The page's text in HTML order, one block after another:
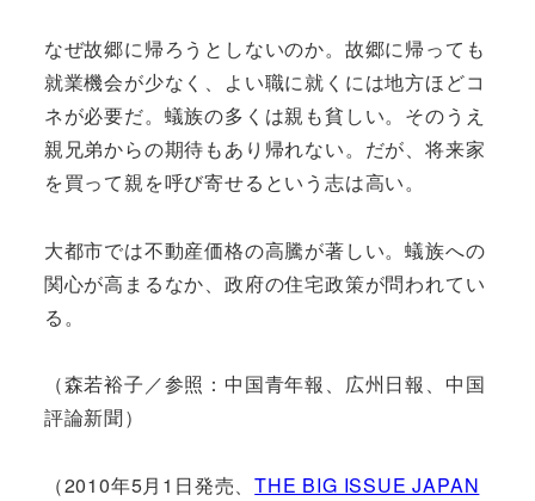
なぜ故郷に帰ろうとしないのか。故郷に帰っても
就業機会が少なく、よい職に就くには地方ほどコ
ネが必要だ。蟻族の多くは親も貧しい。そのうえ
親兄弟からの期待もあり帰れない。だが、将来家
を買って親を呼び寄せるという志は高い。
大都市では不動産価格の高騰が著しい。蟻族への
関心が高まるなか、政府の住宅政策が問われてい
る。
（森若裕子／参照：中国青年報、広州日報、中国
評論新聞）
（2010年5月1日発売、THE BIG ISSUE JAPAN